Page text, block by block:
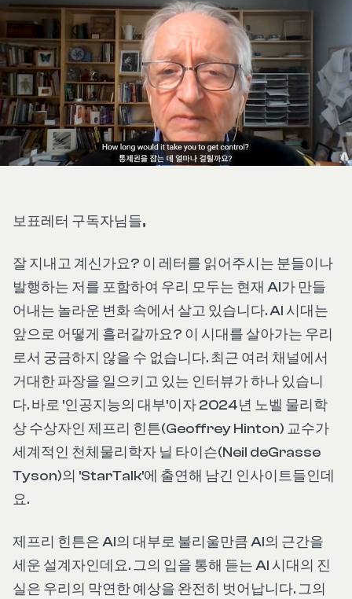
보표레터 구독자님들,
잘 지내고 계신가요? 이 레터를 읽어주시는 분들이나
발행하는 저를 포함하여 우리 모두는 현재 AI가 만들
어내는 놀라운 변화 속에서 살고 있습니다. AI 시대는
앞으로 어떻게 흘러갈까요? 이 시대를 살아가는 우리
로서 궁금하지 않을 수 없습니다. 최근 여러 채널에서
거대한 파장을 일으키고 있는 인터뷰가 하나 있습니
다. 바로 '인공지능의 대부'이자 2024년 노벨 물리학
상 수상자인 제프리 힌튼(Geoffrey Hinton) 교수가
세계적인 천체물리학자 닐 타이슨(Neil deGrasse
Tyson)의 'StarTalk'에 출연해 남긴 인사이트들인데
요.
제프리 힌튼은 AI의 대부로 불리울만큼 AI의 근간을
세운 설계자인데요. 그의 입을 통해 듣는 AI 시대의 진
실은 우리의 막연한 예상을 완전히 벗어납니다. 그의